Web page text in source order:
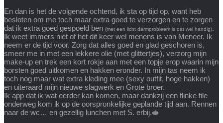
En dan is het de volgende ochtend, ik sta op tijd op, want heb
besloten om me toch maar extra goed te verzorgen en te zorgen
dat ik extra goed gespoeld ben (met een licht darmprobleem is dat wel handig).
Ik weet immers niet of het dit keer wel menens is van Meneer. Ik
neem er de tijd voor. Zorg dat alles goed en glad geschoren is,
smeer me in met een lekkere olie (met glittertjes), verzorg mijn
make-up en trek een kort rokje aan met een topje erop waarin mijn
borsten goed uitkomen en hakken eronder. In mijn tas neem ik
toch nog maar wat extra kleding mee (sexy outfit, hoge hakken)
en uiteraard mijn nieuwe slagwerk en Grote broer.
Ik app dat ik wat eerder kan komen, maar dankzij een flinke file
onderweg kom ik op de oorspronkelijke geplande tijd aan. Rennen
naar de wc… en gezellig lunchen met S. erbij.🥪